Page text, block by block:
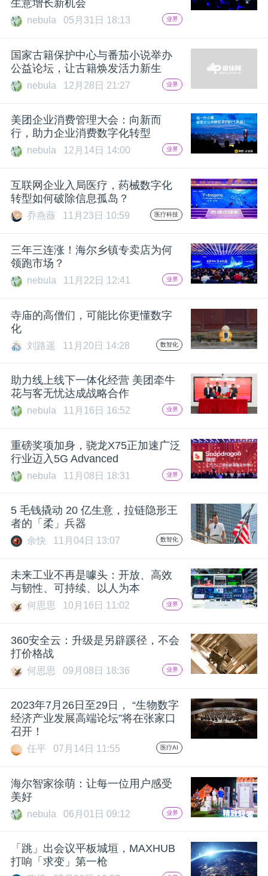
GAIR
专
题
爱
机
生意增长新机会
nebula 05月31日 18:13 业界
国家古籍保护中心与番茄小说举办
公益论坛，让古籍焕发活力新生
nebula 12月28日 21:27 业界
美团企业消费管理大会：向新而
行，助力企业消费数字化转型
nebula 12月14日 14:00 业界
互联网企业入局医疗，药械数字化
转型如何破除信息孤岛？
乔燕薇 11月23日 10:59 医疗科技
三年三连涨！海尔乡镇专卖店为何
领跑市场？
nebula 11月22日 12:41 业界
寺庙的高僧们，可能比你更懂数字
化
刘路遥 11月20日 14:28 数智化
助力线上线下一体化经营 美团牵牛
花与客无忧达成战略合作
nebula 11月16日 16:52 业界
重磅奖项加身，骁龙X75正加速广泛
行业迈入5G Advanced
nebula 11月08日 18:31 业界
5 毛钱撬动 20 亿生意，拉链隐形王
者的「柔」兵器
余快 11月04日 13:07 数智化
未来工业不再是噱头：开放、高效
与韧性、可持续、以人为本
何思思 10月16日 11:02 业界
360安全云：升级是另辟蹊径，不会
打价格战
何思思 09月08日 18:36 业界
2023年7月26日至29日， “生物数字
经济产业发展高端论坛”将在张家口
召开！
任平 07月14日 11:55 医疗AI
海尔智家徐萌：让每一位用户感受
美好
nebula 06月01日 09:12 业界
「跳」出会议平板城垣，MAXHUB
打响「求变」第一枪